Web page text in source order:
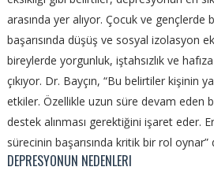
arasında yer alıyor. Çocuk ve gençlerde
başarısında düşüş ve sosyal izolasyon
bireylerde yorgunluk, iştahsızlık ve
çıkıyor. Dr. Bayçın, “Bu belirtiler kişinin
etkiler. Özellikle uzun süre devam eden
destek alınması gerektiğini işaret eder.
sürecinin başarısında kritik bir rol
DEPRESYONUN NEDENLERI